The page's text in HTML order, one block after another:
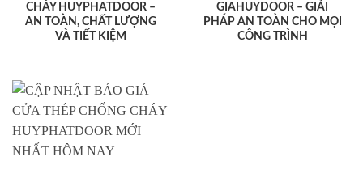
CHÁY HUYPHATDOOR –
AN TOÀN, CHẤT LƯỢNG
VÀ TIẾT KIỆM
GIAHUYDOOR – GIẢI
PHÁP AN TOÀN CHO MỌI
CÔNG TRÌNH